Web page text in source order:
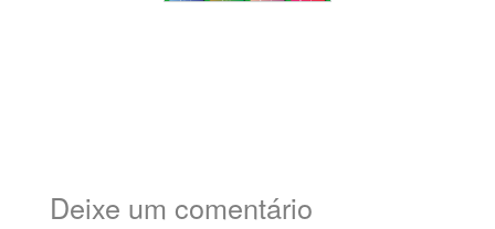
Deixe um comentário